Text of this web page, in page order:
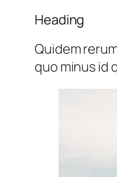
Heading
Quidem
quo minus id